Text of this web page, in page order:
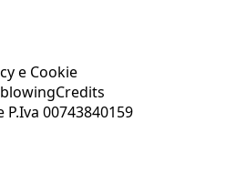
e Cookie
Credits
00743840159